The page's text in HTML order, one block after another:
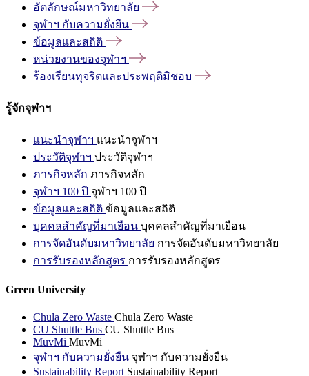
อัตลักษณ์มหาวิทยาลัย
จุฬาฯ กับความยั่งยืน
ข้อมูลและสถิติ
หน่วยงานของจุฬาฯ
ร้องเรียนทุจริตและประพฤติมิชอบ
รู้จักจุฬาฯ
แนะนำจุฬาฯ แนะนำจุฬาฯ
ประวัติจุฬาฯ ประวัติจุฬาฯ
ภารกิจหลัก ภารกิจหลัก
จุฬาฯ 100 ปี จุฬาฯ 100 ปี
ข้อมูลและสถิติ ข้อมูลและสถิติ
บุคคลสำคัญที่มาเยือน บุคคลสำคัญที่มาเยือน
การจัดอันดับมหาวิทยาลัย การจัดอันดับมหาวิทยาลัย
การรับรองหลักสูตร การรับรองหลักสูตร
Green University
Chula Zero Waste Chula Zero Waste
CU Shuttle Bus CU Shuttle Bus
MuvMi MuvMi
จุฬาฯ กับความยั่งยืน จุฬาฯ กับความยั่งยืน
Sustainability Report Sustainability Report